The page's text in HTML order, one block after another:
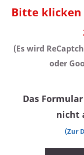
Bitte klicken
(Es wird
oder
Das
nicht
(Zur